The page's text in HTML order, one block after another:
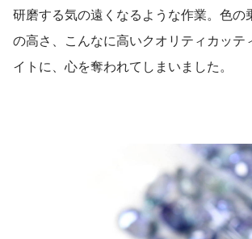
研磨する気の遠くなるような作業。色の
の高さ、こんなに高いクオリティカッテ
イトに、心を奪われてしまいました。